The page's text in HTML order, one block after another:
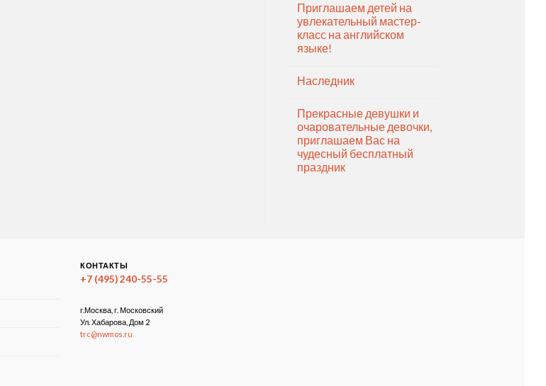
Приглашаем детей на
увлекательный мастер-
класс на английском
языке!
Наследник
Прекрасные девушки и
очаровательные девочки,
приглашаем Вас на
чудесный бесплатный
праздник
КОНТАКТЫ
+7 (495) 240-55-55
г.Москва, г. Московский
Ул. Хабарова, Дом 2
trc@nwmos.ru